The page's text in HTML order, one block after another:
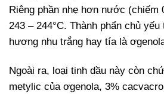
Riêng phần nhẹ hơn nước (chiếm
243 – 244°C. Thành phẩn chủ
hương nhu trắng hay tía là
Ngoài ra, loại tinh dầu này còn
metylic của ơgenola, 3%